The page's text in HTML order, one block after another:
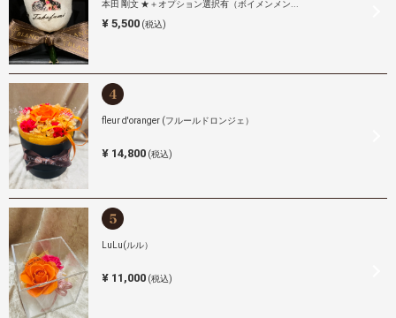
本田 剛文 ★＋オプション選択有（ボイメンメン...
¥ 5,500 (税込)
fleur d'oranger (フルールドロンジェ）
¥ 14,800 (税込)
LuLu(ルル）
¥ 11,000 (税込)